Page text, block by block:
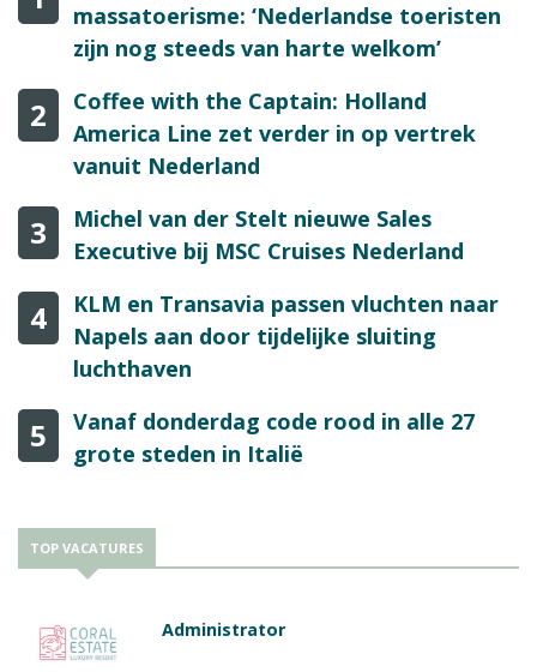
massatoerisme: ‘Nederlandse toeristen
zijn nog steeds van harte welkom’
2
Coffee with the Captain: Holland
America Line zet verder in op vertrek
vanuit Nederland
3
Michel van der Stelt nieuwe Sales
Executive bij MSC Cruises Nederland
4
KLM en Transavia passen vluchten naar
Napels aan door tijdelijke sluiting
luchthaven
5
Vanaf donderdag code rood in alle 27
grote steden in Italië
TOP VACATURES
Administrator